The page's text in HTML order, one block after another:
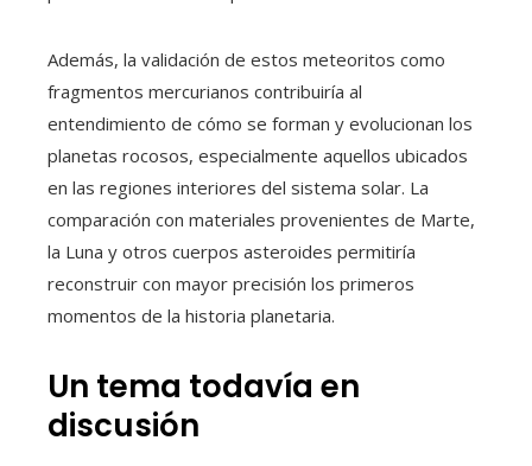
Además, la validación de estos meteoritos como
fragmentos mercurianos contribuiría al
entendimiento de cómo se forman y evolucionan los
planetas rocosos, especialmente aquellos ubicados
en las regiones interiores del sistema solar. La
comparación con materiales provenientes de Marte,
la Luna y otros cuerpos asteroides permitiría
reconstruir con mayor precisión los primeros
momentos de la historia planetaria.
Un tema todavía en
discusión